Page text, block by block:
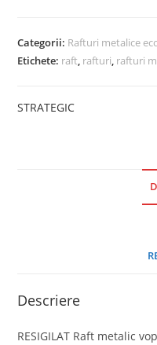
Categorii: Rafturi metalice
Etichete: raft rafturi rafturi
STRATEGIC
Descriere
RESIGILAT Raft metalic